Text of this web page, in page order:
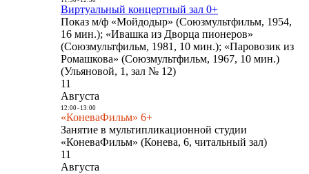
Виртуальный концертный зал 0+
Показ м/ф «Мойдодыр» (Союзмультфильм, 1954,
16 мин.); «Ивашка из Дворца пионеров»
(Союзмультфильм, 1981, 10 мин.); «Паровозик из
Ромашкова» (Союзмультфильм, 1967, 10 мин.)
(Ульяновой, 1, зал № 12)
11
Августа
12:00- 13:00
«КоневаФильм» 6+
Занятие в мультипликационной студии
«КоневаФильм» (Конева, 6, читальный зал)
11
Августа